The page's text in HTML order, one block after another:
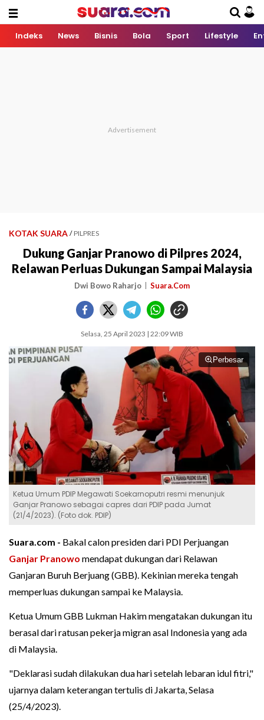
Indeks News Bisnis Bola Sport Lifestyle
KOTAK SUARA / PILPRES
Dukung Ganjar Pranowo di Pilpres 2024,
Relawan Perluas Dukungan Sampai Malaysia
Dwi Bowo Raharjo Suara.Com
Selasa, 25 April 2023 | 22:09 WIB
Perbesar
Ketua Umum PDIP Megawati Soekarnoputri resmi menunjuk
Ganjar Pranowo sebagai capres dari PDIP pada Jumat
(21/4/2023). (Foto dok. PDIP)
Suara.com - Bakal calon presiden dari PDI Perjuangan
Ganjar Pranowo mendapat dukungan dari Relawan
Ganjaran Buruh Berjuang (GBB). Kekinian mereka tengah
memperluas dukungan sampai ke Malaysia.
Ketua Umum GBB Lukman Hakim mengatakan dukungan itu
berasal dari ratusan pekerja migran asal Indonesia yang ada
di Malaysia.
"Deklarasi sudah dilakukan dua hari setelah lebaran idul fitri,"
ujarnya dalam keterangan tertulis di Jakarta, Selasa
(25/4/2023).